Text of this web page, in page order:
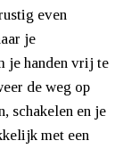
even
je
je handen vrij te
de weg op
schakelen en je
met een